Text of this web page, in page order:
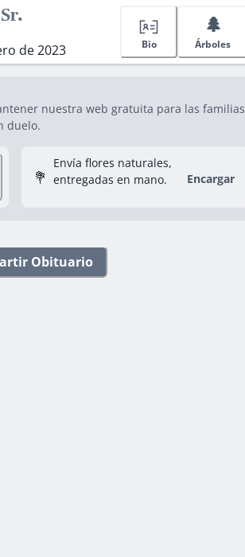
de 2023 Bio
🌲
Árboles
nuestra web gratuita para las familias
duelo.
💐
Envía flores naturales,
entregadas en mano.
Encargar
Obituario